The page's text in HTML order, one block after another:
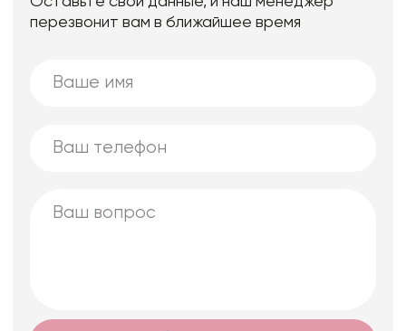
перезвонит вам в ближайшее время